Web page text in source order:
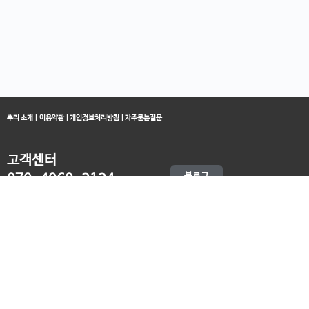
뿌리 소개 이용약관 개인정보처리방침 자주묻는질문
고객센터
070-4060-3134
블로그